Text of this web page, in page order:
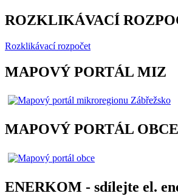
ROZKLIKÁVACÍ
Rozklikávací rozpočet
MAPOVÝ PORTÁL MIZ
MAPOVÝ PORTÁL OBCE
ENERKOM - sdílejte el.